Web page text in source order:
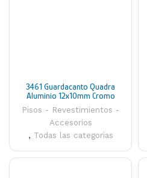
3461 Guardacanto Quadra
Aluminio 12x10mm Cromo
Brillante Atrim
Pisos - Revestimientos -
Accesorios
, Todas las categorias